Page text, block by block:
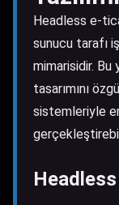
Headless e-
sunucu tarafı
mimarisidir. Bu
tasarımını
sistemleriyle